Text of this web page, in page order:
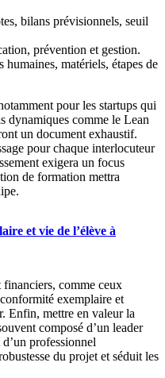
bilans prévisionnels, seuil
prévention et gestion.
humaines, matériels, étapes de
pour les startups qui
dynamiques comme le Lean
un document exhaustif.
pour chaque interlocuteur
exigera un focus
de formation mettra
et vie de l’élève à
financiers, comme ceux
exemplaire et
Enfin, mettre en valeur la
composé d’un leader
professionnel
du projet et séduit les